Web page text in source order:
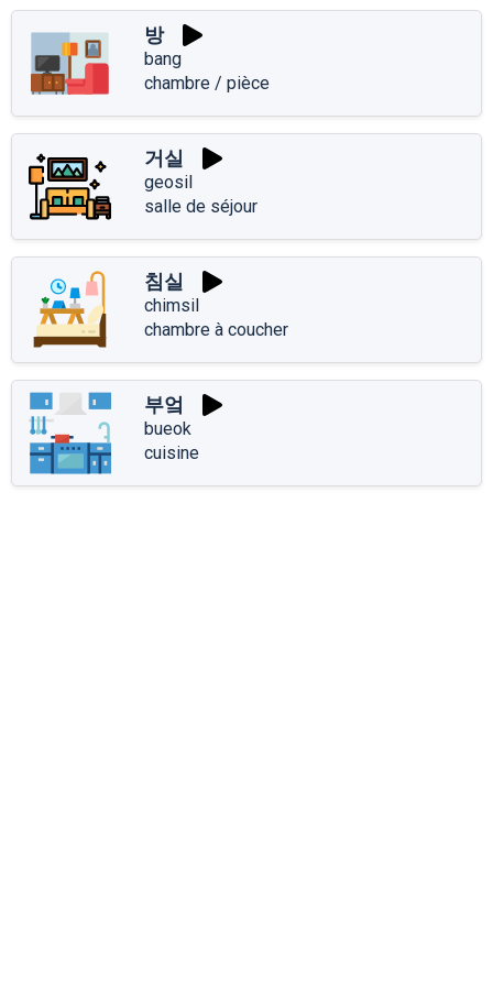
방
bang
chambre / pièce
거실
geosil
salle de séjour
침실
chimsil
chambre à coucher
부엌
bueok
cuisine